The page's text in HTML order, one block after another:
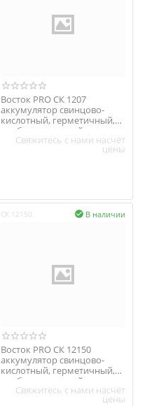
Восток PRO СК 1207
аккумулятор свинцово-
кислотный, герметичный,
необслуживаемый
Свяжитесь с нами насчёт
цены
СК 12150 В наличии

Восток PRO СК 12150
аккумулятор свинцово-
кислотный, герметичный,
необслуживаемый
Свяжитесь с нами насчёт
цены